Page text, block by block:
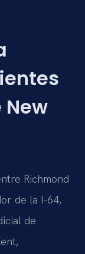
Richmond
de la I-64,
de